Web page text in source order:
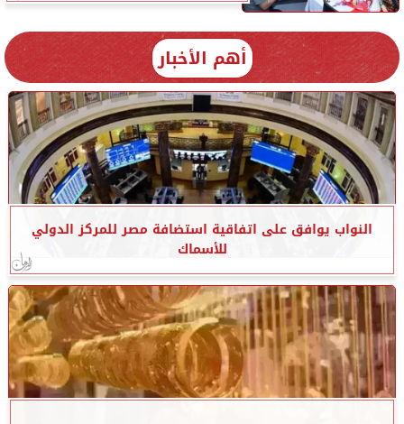
أهم الأخبار
النواب يوافق على اتفاقية استضافة مصر للمركز الدولي
للأسماك